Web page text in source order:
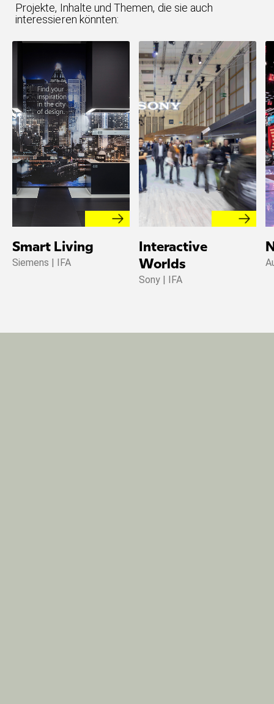
Projekte, Inhalte und Themen, die sie auch
interessieren könnten:
Smart Living
Siemens | IFA
Interactive
Worlds
Sony | IFA